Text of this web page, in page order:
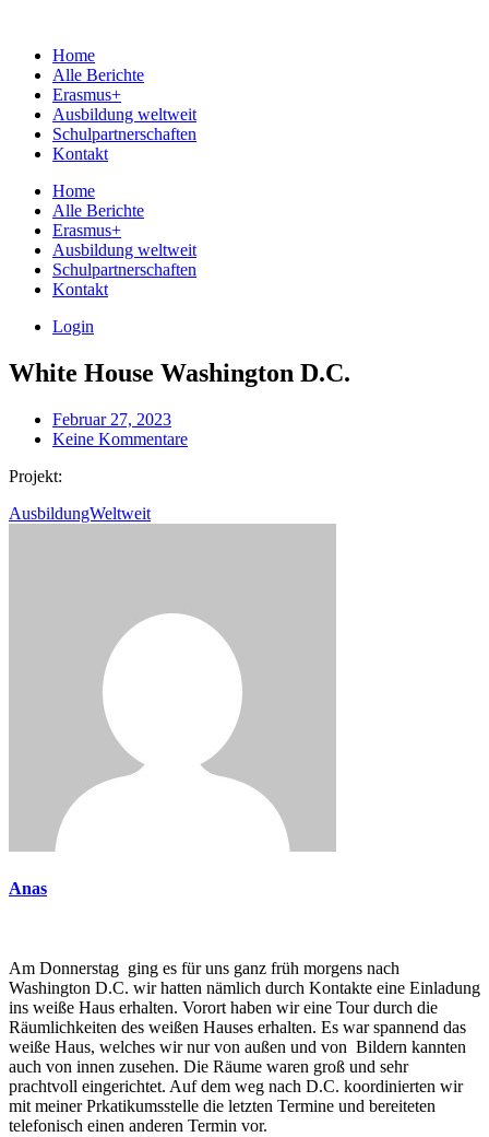
Home
Alle Berichte
Erasmus+
Ausbildung weltweit
Schulpartnerschaften
Kontakt
Home
Alle Berichte
Erasmus+
Ausbildung weltweit
Schulpartnerschaften
Kontakt
Login
White House Washington D.C.
Februar 27, 2023
Keine Kommentare
Projekt:
AusbildungWeltweit
Anas
Am Donnerstag ging es für uns ganz früh morgens nach
Washington D.C. wir hatten nämlich durch Kontakte eine Einladung
ins weiße Haus erhalten. Vorort haben wir eine Tour durch die
Räumlichkeiten des weißen Hauses erhalten. Es war spannend das
weiße Haus, welches wir nur von außen und von Bildern kannten
auch von innen zusehen. Die Räume waren groß und sehr
prachtvoll eingerichtet. Auf dem weg nach D.C. koordinierten wir
mit meiner Prkatikumsstelle die letzten Termine und bereiteten
telefonisch einen anderen Termin vor.